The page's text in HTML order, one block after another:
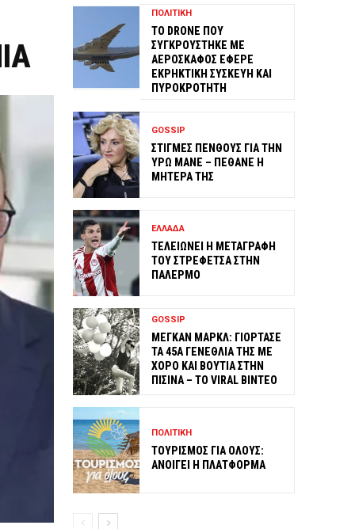
ΠΟΛΙΤΙΚΗ
ΤΟ DRONE ΠΟΥ
ΣΥΓΚΡΟΥΣΤΗΚΕ ΜΕ
ΑΕΡΟΣΚΑΦΟΣ ΕΦΕΡΕ
ΕΚΡΗΚΤΙΚΗ ΣΥΣΚΕΥΗ ΚΑΙ
ΠΥΡΟΚΡΟΤΗΤΗ
GOSSIP
ΣΤΙΓΜΕΣ ΠΕΝΘΟΥΣ ΓΙΑ ΤΗΝ
ΥΡΩ ΜΑΝΕ – ΠΕΘΑΝΕ Η
ΜΗΤΕΡΑ ΤΗΣ
ΕΛΛΑΔΑ
ΤΕΛΕΙΩΝΕΙ Η ΜΕΤΑΓΡΑΦΗ
ΤΟΥ ΣΤΡΕΦΕΤΣΑ ΣΤΗΝ
ΠΑΛΕΡΜΟ
GOSSIP
ΜΕΓΚΑΝ ΜΑΡΚΛ: ΓΙΟΡΤΑΣΕ
ΤΑ 45Α ΓΕΝΕΘΛΙΑ ΤΗΣ ΜΕ
ΧΟΡΟ ΚΑΙ ΒΟΥΤΙΑ ΣΤΗΝ
ΠΙΣΙΝΑ – ΤΟ VIRAL ΒΙΝΤΕΟ
ΠΟΛΙΤΙΚΗ
ΤΟΥΡΙΣΜΟΣ ΓΙΑ ΟΛΟΥΣ:
ΑΝΟΙΓΕΙ Η ΠΛΑΤΦΟΡΜΑ